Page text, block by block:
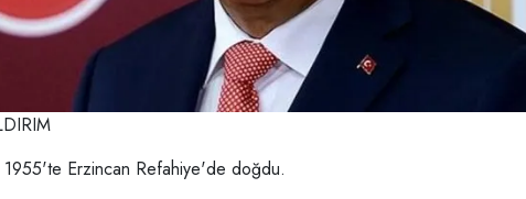
1955'te Erzincan Refahiye'de doğdu.